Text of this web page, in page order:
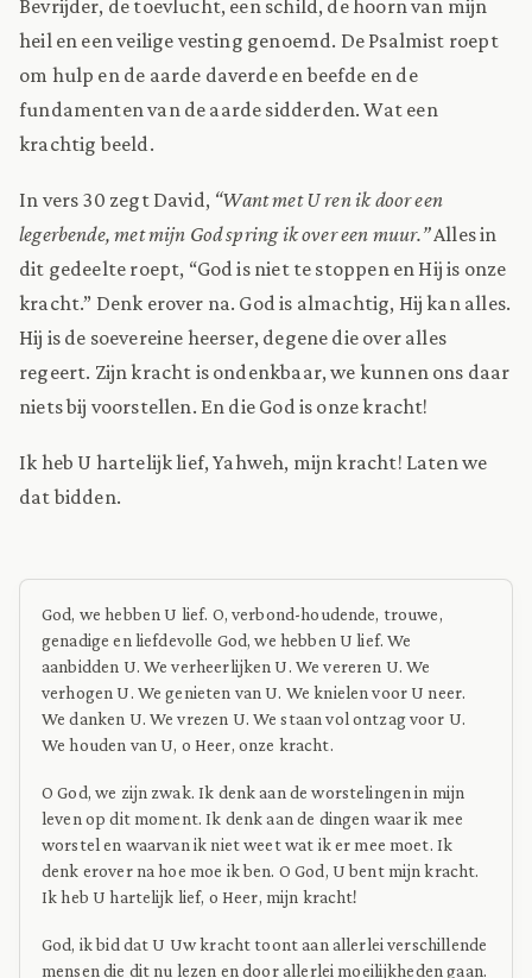
Bevrijder, de toevlucht, een schild, de hoorn van mijn
heil en een veilige vesting genoemd. De Psalmist roept
om hulp en de aarde daverde en beefde en de
fundamenten van de aarde sidderden. Wat een
krachtig beeld.
In vers 30 zegt David, “Want met U ren ik door een
legerbende, met mijn God spring ik over een muur.”Alles in
dit gedeelte roept, “God is niet te stoppen en Hij is onze
kracht.” Denk erover na. God is almachtig, Hij kan alles.
Hij is de soevereine heerser, degene die over alles
regeert. Zijn kracht is ondenkbaar, we kunnen ons daar
niets bij voorstellen. En die God is onze kracht!
Ik heb U hartelijk lief, Yahweh, mijn kracht! Laten we
dat bidden.
God, we hebben U lief. O, verbond-houdende, trouwe,
genadige en liefdevolle God, we hebben U lief. We
aanbidden U. We verheerlijken U. We vereren U. We
verhogen U. We genieten van U. We knielen voor U neer.
We danken U. We vrezen U. We staan vol ontzag voor U.
We houden van U, o Heer, onze kracht.
O God, we zijn zwak. Ik denk aan de worstelingen in mijn
leven op dit moment. Ik denk aan de dingen waar ik mee
worstel en waarvan ik niet weet wat ik er mee moet. Ik
denk erover na hoe moe ik ben. O God, U bent mijn kracht.
Ik heb U hartelijk lief, o Heer, mijn kracht!
God, ik bid dat U Uw kracht toont aan allerlei verschillende
mensen die dit nu lezen en door allerlei moeilijkheden gaan.